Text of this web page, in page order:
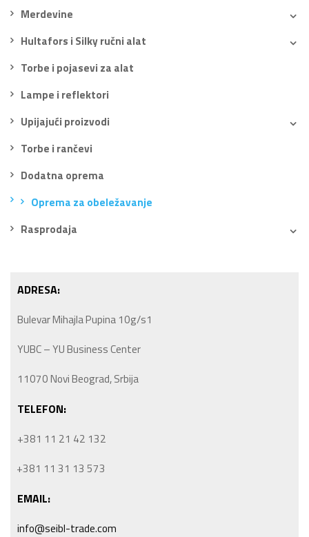
Merdevine
Hultafors i Silky ručni alat
Torbe i pojasevi za alat
Lampe i reflektori
Upijajući proizvodi
Torbe i rančevi
Dodatna oprema
Oprema za obeležavanje
Rasprodaja
ADRESA:
Bulevar Mihajla Pupina 10g/s1
YUBC – YU Business Center
11070 Novi Beograd, Srbija
TELEFON:
+381 11 21 42 132
+381 11 31 13 573
EMAIL:
info@seibl-trade.com